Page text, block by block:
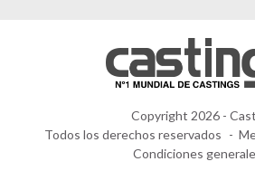
Copyright 2026 -
Todos los derechos reservados
Condiciones